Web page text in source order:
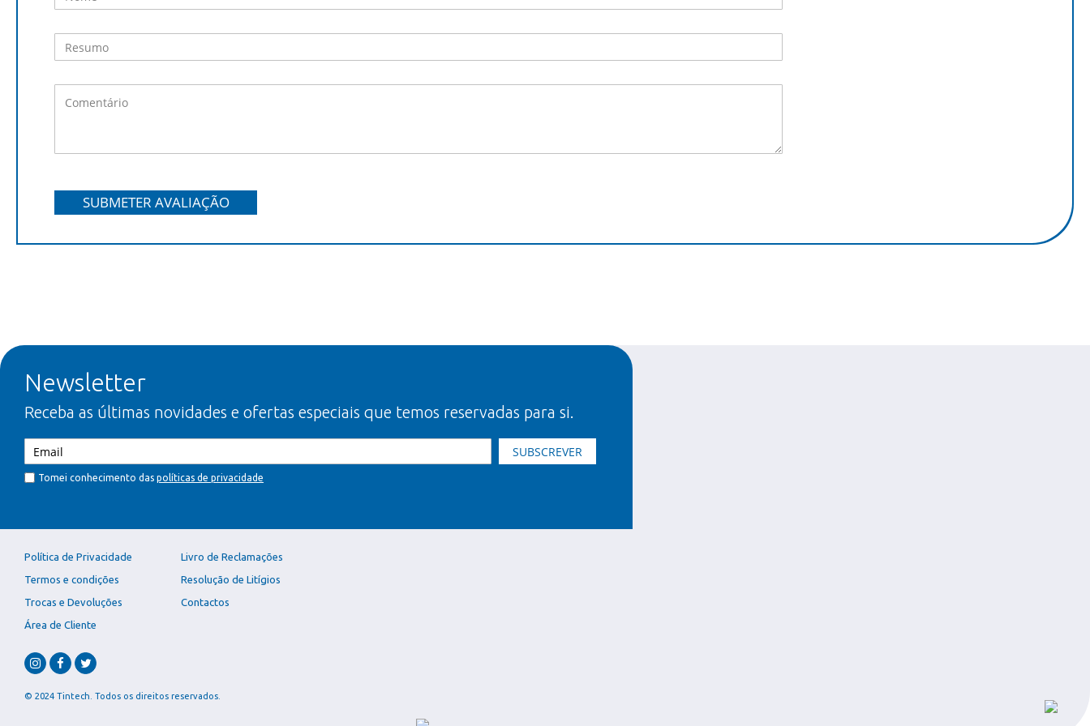
SUBMETER AVALIAÇÃO
Newsletter
Receba as últimas novidades e ofertas especiais que temos reservadas para si.
SUBSCREVER
Tomei conhecimento das políticas de privacidade
Política de Privacidade
Termos e condições
Trocas e Devoluções
Área de Cliente
Livro de Reclamações
Resolução de Litígios
Contactos
© 2024 Tintech. Todos os direitos reservados.